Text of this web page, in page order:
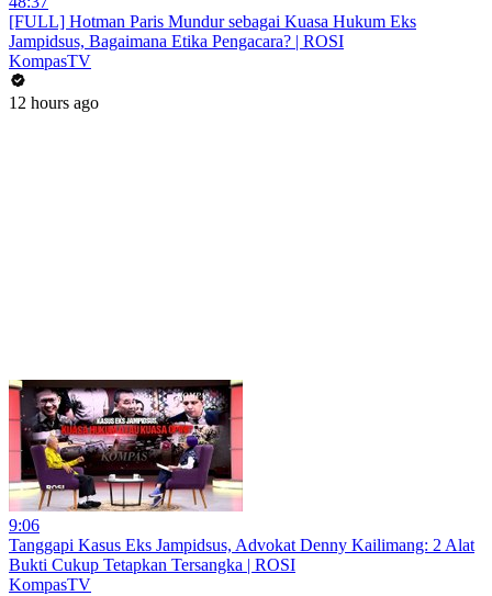
[FULL] Hotman Paris Mundur sebagai Kuasa Hukum Eks
Jampidsus, Bagaimana Etika Pengacara? | ROSI
KompasTV
12 hours ago
9:06
Tanggapi Kasus Eks Jampidsus, Advokat Denny Kailimang: 2 Alat
Bukti Cukup Tetapkan Tersangka | ROSI
KompasTV